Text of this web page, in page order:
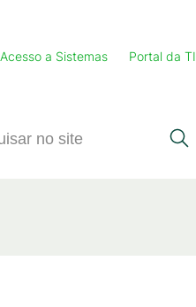
Acesso a Sistemas Portal da TI